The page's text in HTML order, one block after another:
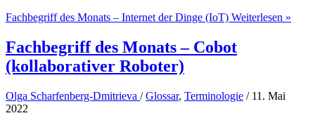
Fachbegriff des Monats – Internet der Dinge (IoT) Weiterlesen »
Fachbegriff des Monats – Cobot
(kollaborativer Roboter)
Olga Scharfenberg-Dmitrieva /Glossar, Terminologie / 11. Mai
2022